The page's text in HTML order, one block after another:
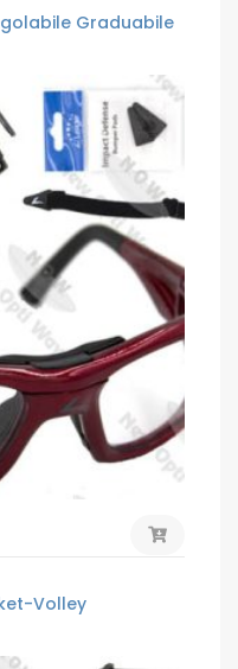
Graduabile
Volley